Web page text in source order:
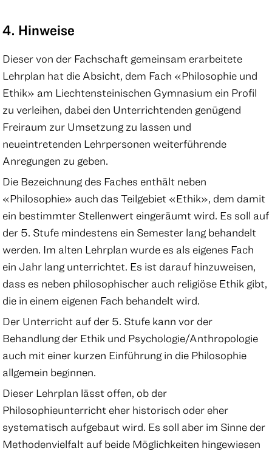
4. Hinweise
Dieser von der Fachschaft gemeinsam erarbeitete
Lehrplan hat die Absicht, dem Fach «Philosophie und
Ethik» am Liechtensteinischen Gymnasium ein Profil
zu verleihen, dabei den Unterrichtenden genügend
Freiraum zur Umsetzung zu lassen und
neueintretenden Lehrpersonen weiterführende
Anregungen zu geben.
Die Bezeichnung des Faches enthält neben
«Philosophie» auch das Teilgebiet «Ethik», dem damit
ein bestimmter Stellenwert eingeräumt wird. Es soll auf
der 5. Stufe mindestens ein Semester lang behandelt
werden. Im alten Lehrplan wurde es als eigenes Fach
ein Jahr lang unterrichtet. Es ist darauf hinzuweisen,
dass es neben philosophischer auch religiöse Ethik gibt,
die in einem eigenen Fach behandelt wird.
Der Unterricht auf der 5. Stufe kann vor der
Behandlung der Ethik und Psychologie/Anthropologie
auch mit einer kurzen Einführung in die Philosophie
allgemein beginnen.
Dieser Lehrplan lässt offen, ob der
Philosophieunterricht eher historisch oder eher
systematisch aufgebaut wird. Es soll aber im Sinne der
Methodenvielfalt auf beide Möglichkeiten hingewiesen